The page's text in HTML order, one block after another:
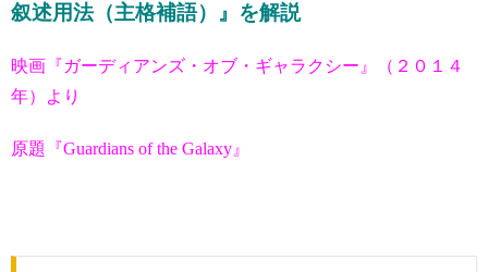
叙述用法（主格補語）』を解説
映画『ガーディアンズ・オブ・ギャラクシー』（２０１４
年）より
原題『Guardians of the Galaxy』